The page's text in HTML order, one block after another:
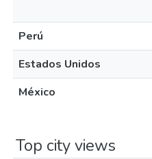
Perú
Estados Unidos
México
Top city views